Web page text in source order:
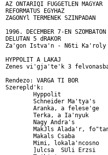
AZ ONTARIQI FUGGETLEN MAGYAR
REFORMATUS EGYHAZ
ZAGONYl TERMENEK SZINPADAN
1996. DECEMBER 7-EN SZOMBATON
DELUTAN 5 dRAKOR
Za'gon Istva'n - N6ti Ka'roly
HYPPOLIT A LAKAJ
Zenes vi'gja'te'k 3
Rendezo: VARGA TI BOR
Szerepld'k: